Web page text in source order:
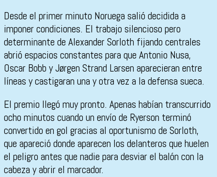
Desde el primer minuto Noruega salió decidida a
imponer condiciones. El trabajo silencioso pero
determinante de Alexander Sorloth fijando centrales
abrió espacios constantes para que Antonio Nusa,
Oscar Bobb y Jørgen Strand Larsen aparecieran entre
líneas y castigaran una y otra vez a la defensa sueca.
El premio llegó muy pronto. Apenas habían transcurrido
ocho minutos cuando un envío de Ryerson terminó
convertido en gol gracias al oportunismo de Sorloth,
que apareció donde aparecen los delanteros que huelen
el peligro antes que nadie para desviar el balón con la
cabeza y abrir el marcador.